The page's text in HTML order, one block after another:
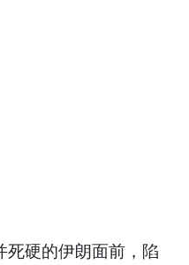
死硬的伊朗面前，陷